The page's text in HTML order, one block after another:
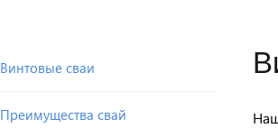
Винтовые сваи
Преимущества свай